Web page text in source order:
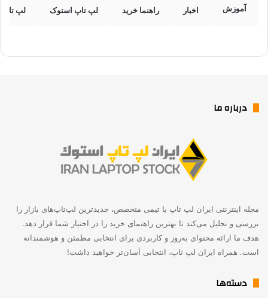
آموزش اخبار راهنما خرید لپ تاپ استوک لپ تاپ
درباره ما
مجله اینترنتی ایران لپ تاپ با تیمی متخصص، جدیدترین لپ‌تاپ‌های بازار را
بررسی و تحلیل می‌کند تا بهترین راهنمای خرید را در اختیار شما قرار دهد.
هدف ما ارائه محتوای به‌روز و کاربردی برای انتخابی مطمئن و هوشمندانه
است. همراه ایران لپ تاپ، انتخابی آسان‌تر خواهید داشت!
دسته‌ها